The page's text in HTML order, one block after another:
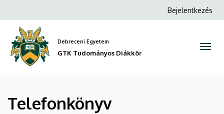
GTK
Tudományos
Diákkör
a
tartalomra
Anonim
Bejelentkezés
Debreceni Egyetem
GTK Tudományos Diákkör
Telefonkönyv